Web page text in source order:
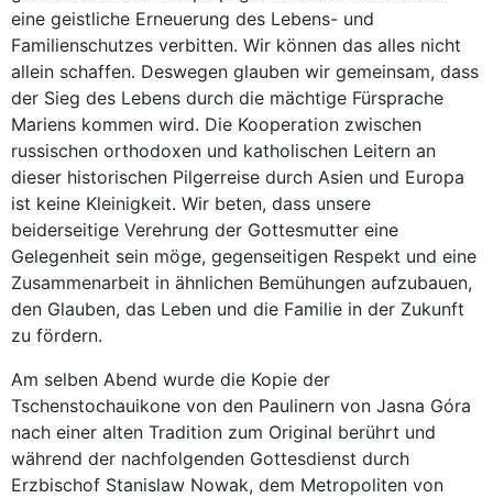
eine geistliche Erneuerung des Lebens- und
Familienschutzes verbitten. Wir können das alles nicht
allein schaffen. Deswegen glauben wir gemeinsam, dass
der Sieg des Lebens durch die mächtige Fürsprache
Mariens kommen wird. Die Kooperation zwischen
russischen orthodoxen und katholischen Leitern an
dieser historischen Pilgerreise durch Asien und Europa
ist keine Kleinigkeit. Wir beten, dass unsere
beiderseitige Verehrung der Gottesmutter eine
Gelegenheit sein möge, gegenseitigen Respekt und eine
Zusammenarbeit in ähnlichen Bemühungen aufzubauen,
den Glauben, das Leben und die Familie in der Zukunft
zu fördern.
Am selben Abend wurde die Kopie der
Tschenstochauikone von den Paulinern von Jasna Góra
nach einer alten Tradition zum Original berührt und
während der nachfolgenden Gottesdienst durch
Erzbischof Stanislaw Nowak, dem Metropoliten von